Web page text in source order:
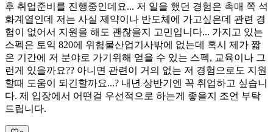
후 취업준비를 진행중인데요... 저 일을 했던 경험은 촉매 쪽 석
화계열인데 저는 사실 제약이나 반도체에 가고싶은데 관련 경
험이 없어서 지원을 해도 괜찮을지 고민입니다... 가지고 있는
스펙은 토익 820에 위험물산업기사밖에 없는데 혹시 제가 짧
은 기간에 저 분야로 가기위해 얻을 수 있는 스펙, 교육이나 그
런게 있을까요?? 아니면 관련이 거의 없는 저 경험으로도 지원
할때 도움이 되긴할까요...? 내년 상반기엔 꼭 취업하고 싶습니
다. 제 입장에서 어떤걸 우선적으로 하는게 좋을지 조언 부탁
드립니다.